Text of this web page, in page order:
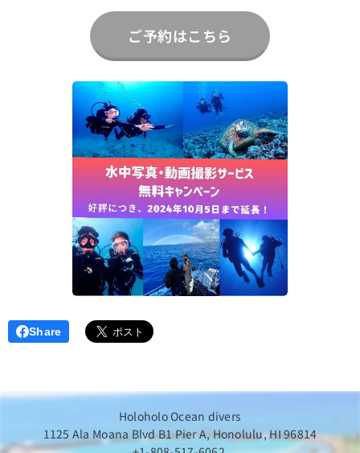
ご予約はこちら
Share
Holoholo Ocean divers
1125 Ala Moana Blvd B1 Pier A, Honolulu, HI 96814